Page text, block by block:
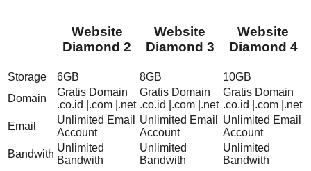
Website
Diamond 2
Website
Diamond 3
Website
Diamond 4
Storage 6GB 8GB
10GB
Domain
Gratis Domain
.co.id |.com |.net
Gratis Domain
.co.id |.com |.net
Gratis Domain
.co.id |.com |.net
Email
Unlimited Email
Account
Unlimited Email
Account
Unlimited Email
Account
Bandwith
Unlimited
Bandwith
Unlimited
Bandwith
Unlimited
Bandwith